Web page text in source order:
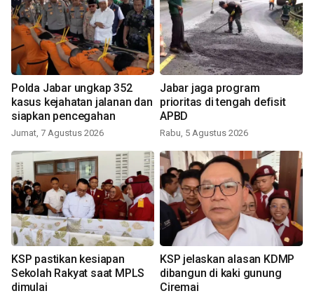
Polda Jabar ungkap 352
kasus kejahatan jalanan dan
siapkan pencegahan
Jumat, 7 Agustus 2026
Jabar jaga program
prioritas di tengah defisit
APBD
Rabu, 5 Agustus 2026
KSP pastikan kesiapan
Sekolah Rakyat saat MPLS
dimulai
KSP jelaskan alasan KDMP
dibangun di kaki gunung
Ciremai